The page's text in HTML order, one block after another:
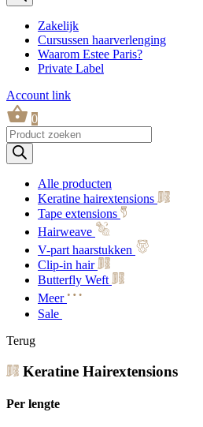
Zakelijk
Cursussen haarverlenging
Waarom Estee Paris?
Private Label
Account link
0
Producten
zoeken
Alle producten
Keratine hairextensions
Tape extensions
Hairweave
V-part haarstukken
Clip-in hair
Butterfly Weft
Meer
Sale
Terug
Keratine Hairextensions
Per lengte